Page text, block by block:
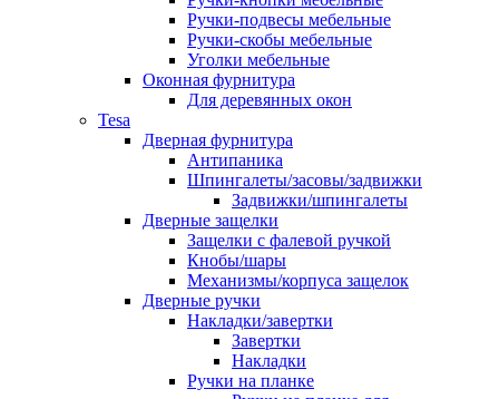
Ручки-подвесы мебельные
Ручки-скобы мебельные
Уголки мебельные
Оконная фурнитура
Для деревянных окон
Tesa
Дверная фурнитура
Антипаника
Шпингалеты/засовы/задвижки
Задвижки/шпингалеты
Дверные защелки
Защелки с фалевой ручкой
Кнобы/шары
Механизмы/корпуса защелок
Дверные ручки
Накладки/завертки
Завертки
Накладки
Ручки на планке